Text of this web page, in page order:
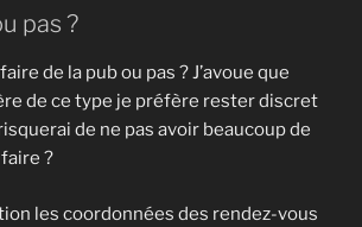
pas ?
de la pub ou pas ? J’avoue que
de ce type je préfère rester discret
de ne pas avoir beaucoup de
?
les coordonnées des rendez-vous